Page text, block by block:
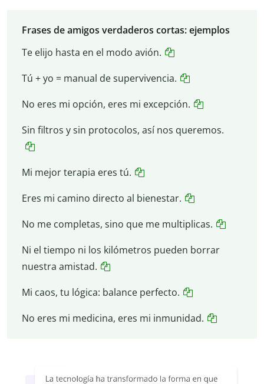
Frases de amigos verdaderos cortas: ejemplos
Te elijo hasta en el modo avión.
Tú + yo = manual de supervivencia.
No eres mi opción, eres mi excepción.
Sin filtros y sin protocolos, así nos queremos.
Mi mejor terapia eres tú.
Eres mi camino directo al bienestar.
No me completas, sino que me multiplicas.
Ni el tiempo ni los kilómetros pueden borrar
nuestra amistad.
Mi caos, tu lógica: balance perfecto.
No eres mi medicina, eres mi inmunidad.